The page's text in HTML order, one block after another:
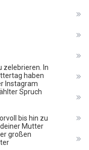
zelebrieren. In
haben
Instagram
Spruch
bis hin zu
Mutter
großen